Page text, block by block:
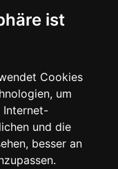
ist
Cookies
um
Internet-
und die
besser an